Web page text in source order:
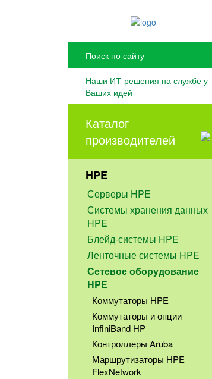
Наши ИТ-решения на службе у
Ваших идей
Каталог
производителей
HPE
Серверы HPE
Системы хранения данных
HPE
Блейд-системы HPE
Ленточные системы HPE
Сетевое оборудование
HPE
Коммутаторы HPE
Коммутаторы и опции
InfiniBand HP
Контроллеры Aruba
Маршрутизаторы HPE
FlexNetwork